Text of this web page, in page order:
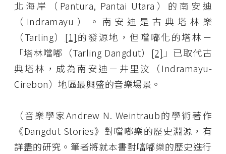
北海岸（Pantura, Pantai Utara）的南安迪
（Indramayu）。南安迪是古典塔林樂
（Tarling） [1]的發源地，但噹嘟化的塔林－
「塔林噹嘟（Tarling Dangdut） [2] 」已取代古
典塔林，成為南安迪－井里汶（Indramayu-
Cirebon）地區最興盛的音樂場景。
（音樂學家Andrew N. Weintraub的學術著作
《Dangdut Stories》對噹嘟樂的歷史淵源，有
詳盡的研究。筆者將就本書對噹嘟樂的歷史進行